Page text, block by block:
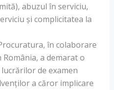
abuzul în serviciu,
și complicitatea la
în colaborare
a demarat o
de examen
a căror implicare